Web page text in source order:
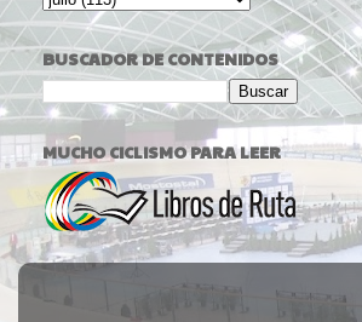
BUSCADOR DE CONTENIDOS
MUCHO CICLISMO PARA LEER